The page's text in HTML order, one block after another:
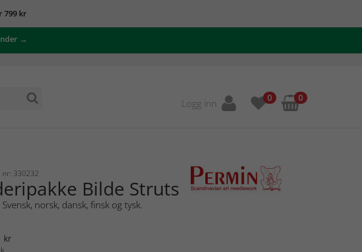
799 kr
→
Logg inn 0 0
nr: 330232
Bilde Struts
norsk, dansk, finsk og tysk.
kr